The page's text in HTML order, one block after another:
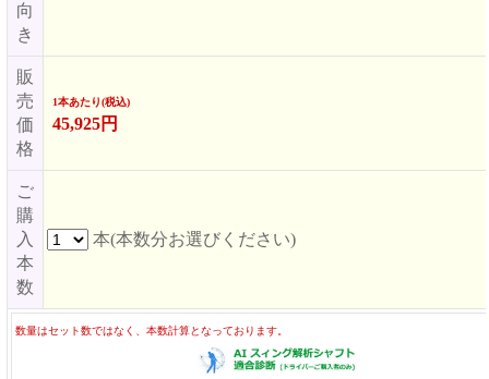
向
き
販
売
価
格
1本あたり(税込)
45,925円
ご
購
入
本
数
本(本数分お選びください)
数量はセット数ではなく、本数計算となっております。